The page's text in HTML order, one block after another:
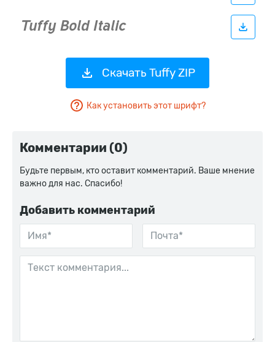
Скачать Tuffy ZIP
Как установить этот шрифт?
Комментарии (0)
Будьте первым, кто оставит комментарий. Ваше мнение
важно для нас. Спасибо!
Добавить комментарий